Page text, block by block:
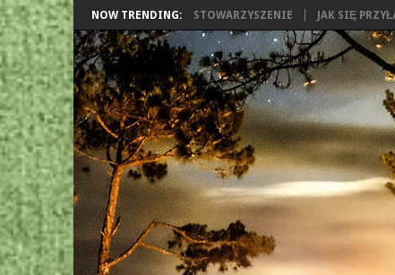
NOW TRENDING: STOWARZYSZENIE JAK SIĘ